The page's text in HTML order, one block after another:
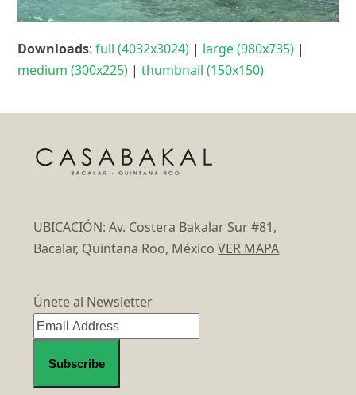
Downloads:full (4032x3024) | large (980x735) |
medium (300x225) |thumbnail (150x150)
UBICACIÓN: Av. Costera Bakalar Sur #81,
Bacalar, Quintana Roo, MéxicoVER MAPA
Únete al Newsletter